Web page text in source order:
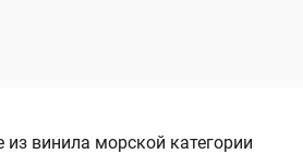
винила морской категории